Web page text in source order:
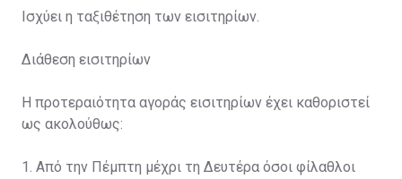
Ισχύει η ταξιθέτηση των εισιτηρίων.
Διάθεση εισιτηρίων
Η προτεραιότητα αγοράς εισιτηρίων έχει καθοριστεί
ως ακολούθως:
1. Από την Πέμπτη μέχρι τη Δευτέρα όσοι φίλαθλοι